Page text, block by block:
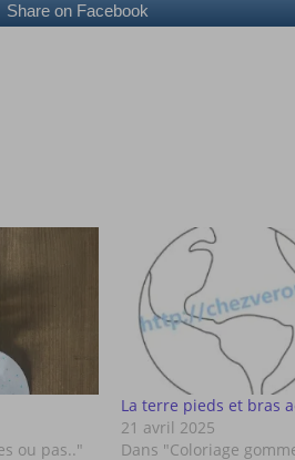
Share on Facebook
ou pas.."
La terre pieds et bras
21 avril 2025
Dans "Coloriage